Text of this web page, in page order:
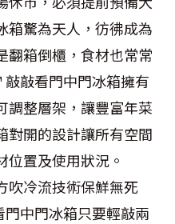
箱驚為天人，彷彿成為
翻箱倒櫃，食材也常常
敲看門中門冰箱擁有
調整層架，讓豐富年菜
對開的設計讓所有空間
置及使用狀況。
冷流技術保鮮無死
中門冰箱只要輕敲兩